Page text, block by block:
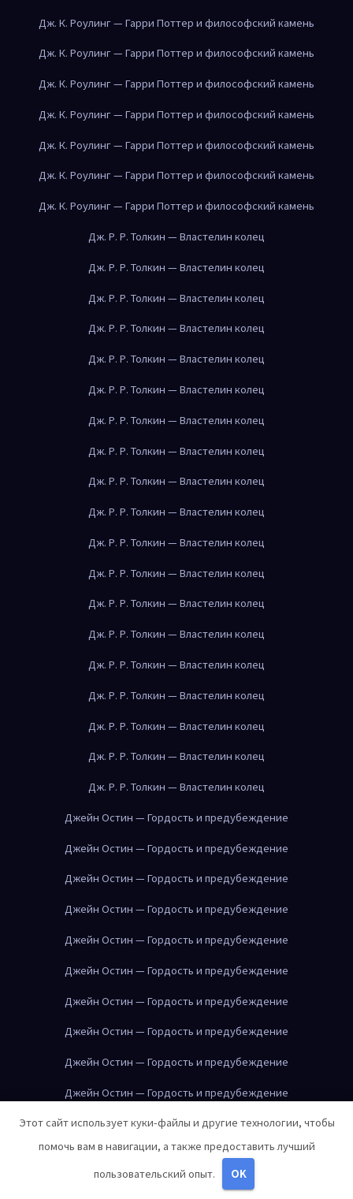
Дж. К. Роулинг — Гарри Поттер и философский камень
Дж. К. Роулинг — Гарри Поттер и философский камень
Дж. К. Роулинг — Гарри Поттер и философский камень
Дж. К. Роулинг — Гарри Поттер и философский камень
Дж. К. Роулинг — Гарри Поттер и философский камень
Дж. К. Роулинг — Гарри Поттер и философский камень
Дж. К. Роулинг — Гарри Поттер и философский камень
Дж. Р. Р. Толкин — Властелин колец
Дж. Р. Р. Толкин — Властелин колец
Дж. Р. Р. Толкин — Властелин колец
Дж. Р. Р. Толкин — Властелин колец
Дж. Р. Р. Толкин — Властелин колец
Дж. Р. Р. Толкин — Властелин колец
Дж. Р. Р. Толкин — Властелин колец
Дж. Р. Р. Толкин — Властелин колец
Дж. Р. Р. Толкин — Властелин колец
Дж. Р. Р. Толкин — Властелин колец
Дж. Р. Р. Толкин — Властелин колец
Дж. Р. Р. Толкин — Властелин колец
Дж. Р. Р. Толкин — Властелин колец
Дж. Р. Р. Толкин — Властелин колец
Дж. Р. Р. Толкин — Властелин колец
Дж. Р. Р. Толкин — Властелин колец
Дж. Р. Р. Толкин — Властелин колец
Дж. Р. Р. Толкин — Властелин колец
Дж. Р. Р. Толкин — Властелин колец
Джейн Остин — Гордость и предубеждение
Джейн Остин — Гордость и предубеждение
Джейн Остин — Гордость и предубеждение
Джейн Остин — Гордость и предубеждение
Джейн Остин — Гордость и предубеждение
Джейн Остин — Гордость и предубеждение
Джейн Остин — Гордость и предубеждение
Джейн Остин — Гордость и предубеждение
Джейн Остин — Гордость и предубеждение
Джейн Остин — Гордость и предубеждение
Джейн Остин — Гордость и предубеждение
Джейн Остин — Гордость и предубеждение
Джейн Остин — Гордость и предубеждение
Этот сайт использует куки-файлы и другие технологии, чтобы
помочь вам в навигации, а также предоставить лучший
пользовательский опыт.
OK